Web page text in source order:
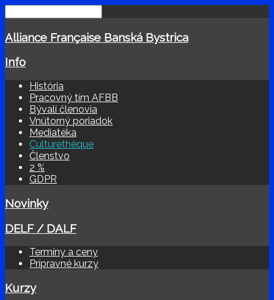
Alliance Française Banská Bystrica
Info
História
Pracovný tím AFBB
Bývalí členovia
Vnútorný poriadok
Mediatéka
Culturethèque
Členstvo
2 %
GDPR
Novinky
DELF / DALF
Termíny a ceny
Prípravné kurzy
Kurzy